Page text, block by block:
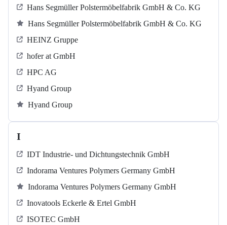
Hans Segmüller Polstermöbelfabrik GmbH & Co. KG
Hans Segmüller Polstermöbelfabrik GmbH & Co. KG
HEINZ Gruppe
hofer at GmbH
HPC AG
Hyand Group
Hyand Group
I
IDT Industrie- und Dichtungstechnik GmbH
Indorama Ventures Polymers Germany GmbH
Indorama Ventures Polymers Germany GmbH
Inovatools Eckerle & Ertel GmbH
ISOTEC GmbH